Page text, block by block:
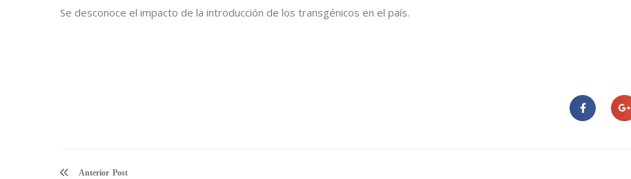
Se desconoce el impacto de la introducción de los transgénicos en el país.
Anterior